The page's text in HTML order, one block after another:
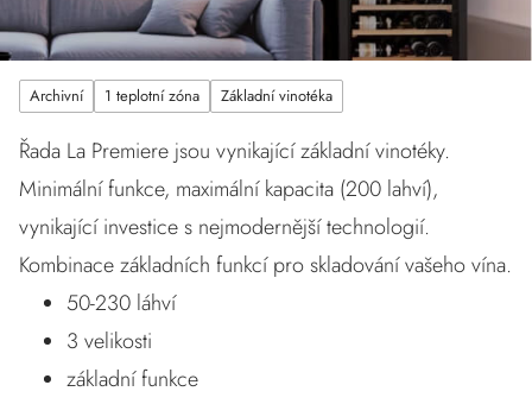
Archivní 1 teplotní zóna Základní vinotéka
Řada La Premiere jsou vynikající základní vinotéky.
Minimální funkce, maximální kapacita (200 lahví),
vynikající investice s nejmodernější technologií.
Kombinace základních funkcí pro skladování vašeho vína.
50-230 láhví
3 velikosti
základní funkce